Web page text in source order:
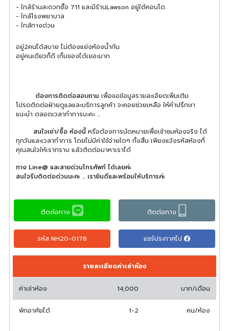
- ใกล้ร้านสะดวกซื้อ 711 และมีร้านLawson อยู่ใต้คอนโด
- ใกล้โรงพยาบาล
- ใกล้ทางด่วน
อยู่2คนได้สบาย ไม่ต้องแย่งห้องน้ำกัน
อยู่คนเดียวก็ดี เก็บของได้เยอะมาก
ต้องการติดต่อสอบถาม เพื่อขอข้อมูลรายละเอียดเพิ่มเติม
โปรดติดต่อฝ่ายดูแลและบริการลูกค้า จะคอยช่วยเหลือ ให้คำปรึกษา
แนะนำ ตลอดเวลาทำการนะคะ ...
สนใจเช่า/ซื้อ ห้องนี้ หรือต้องการนัดหมายเพื่อเข้าชมห้องจริง ได้
ทุกวันและเวลาทำการ โดยไม่มีค่าใช้จ่ายใดๆ ทั้งสิ้น เพียงแจ้งรหัสห้องที่
คุณสนใจให้เราทราบ แล้วติดต่อมาหาเราได้
ทาง Line@ และสายด่วนโทรศัพท์ ได้เลยค่ะ
สนใจรีบติดต่อด่วนนะคะ ... เรายินดีและพร้อมให้บริการค่ะ
ติดต่อทาง ติดต่อทาง
รหัส NH20-0178 แชร์ประกาศไป
รายละเอียดค่าเช่าห้อง
ค่าเช่าห้อง 14,000 บาท/เดือน
พักอาศัยได้ 1-2 คน/ห้อง